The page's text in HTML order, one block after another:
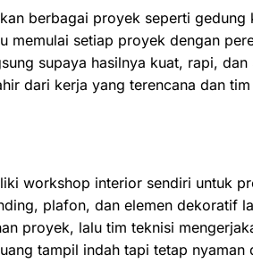
berbagai proyek seperti
memulai setiap proyek dengan
supaya hasilnya kuat, rapi,
dari kerja yang terencana dan
workshop interior sendiri untuk
plafon, dan elemen dekoratif
proyek, lalu tim teknisi
tampil indah tapi tetap nyaman